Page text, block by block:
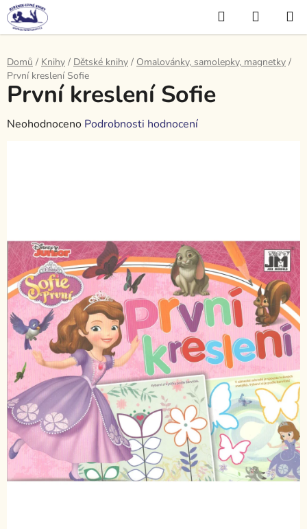
Přejít
na
obsah
Hledat
KOŠÍK
Domů / Knihy / Dětské knihy / Omalovánky, samolepky, magnetky /
První kreslení Sofie
První kreslení Sofie
Průměrné
hvězdiček.
Neohodnoceno Podrobnosti hodnocení